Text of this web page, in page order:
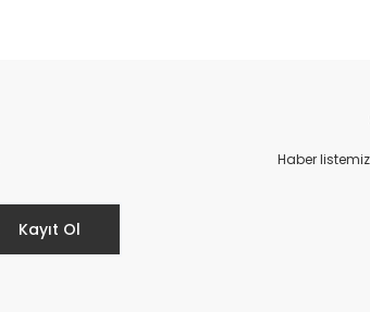
Kayıt Ol
Haber